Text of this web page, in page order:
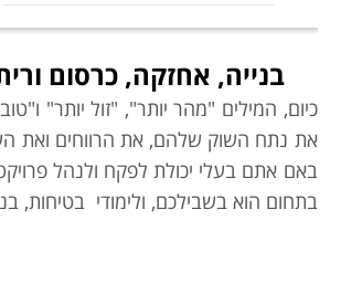
בנייה, אחזקה, כרסום
כיום, המילים "מהר יותר", "זול יותר"
את נתח השוק שלהם, את הרווחים ואת
באם אתם בעלי יכולת לפקח ולנהל
בתחום הוא בשבילכם, ולימודי בטיחות,